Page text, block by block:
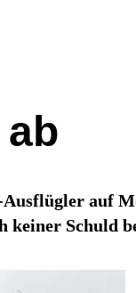
auf
keiner Schuld